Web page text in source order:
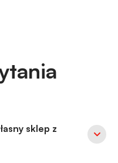
sklep z